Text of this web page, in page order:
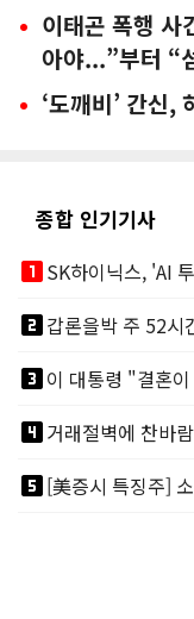
이태곤 폭행 사
아야...”부터 “
‘도깨비’ 간신,
종합 인기기사
looks_one
looks_two갑론을박 주 52시
looks_3
looks_4
looks_5